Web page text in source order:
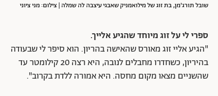
שובל תורג'מן, בת זוג של מילואמניק שאבגי עיצבה לה שמלה | צילום: מני ציוני
ספרי לי על זוג מיוחד שהגיע אלייך.
"הגיע אליי זוג מאורס שהאישה בהריון. הוא סיפר לי שבעודה
בהיריון, כשחדרו מחבלים לנובה, היא רצה 20 קילומטר עד
שהשניים מצאו מקום מחסה. היא אמורה ללדת בקרוב".